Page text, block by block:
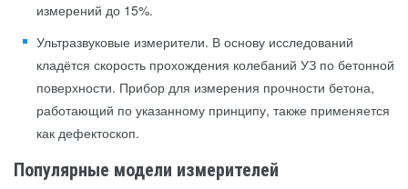
измерений до 15%.
Ультразвуковые измерители. В основу исследований
кладётся скорость прохождения колебаний УЗ по бетонной
поверхности. Прибор для измерения прочности бетона,
работающий по указанному принципу, также применяется
как дефектоскоп.
Популярные модели измерителей